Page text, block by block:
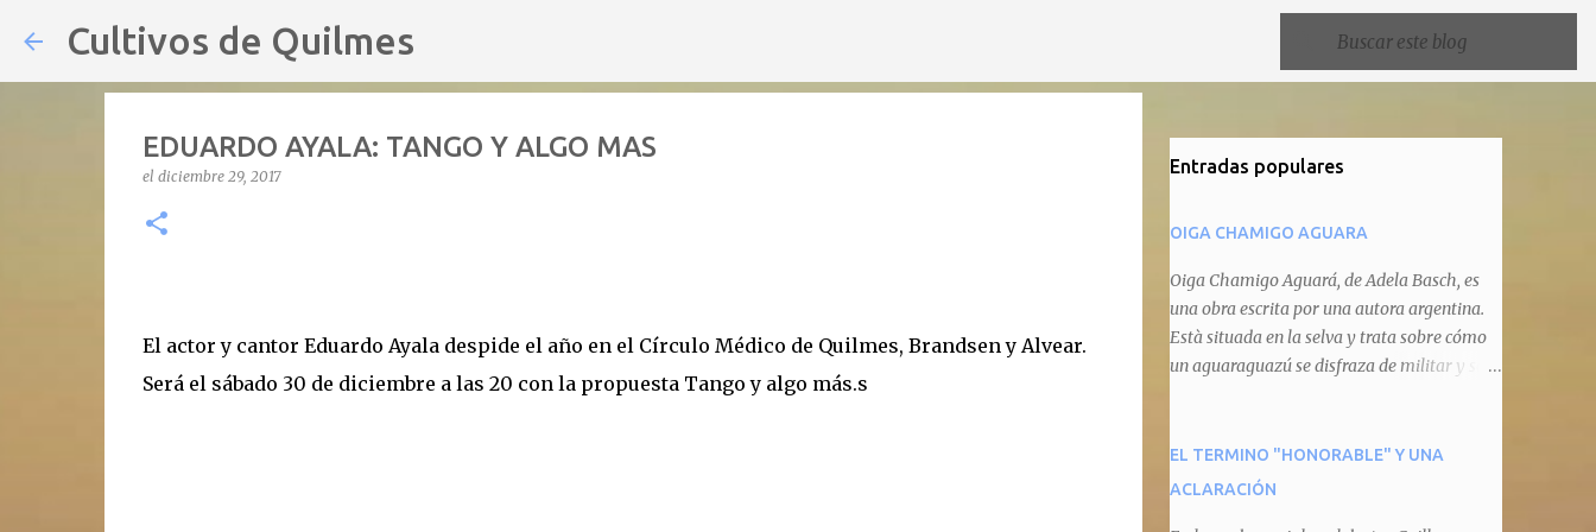
Cultivos de Quilmes
EDUARDO AYALA: TANGO Y ALGO MAS
el diciembre 29, 2017
El actor y cantor Eduardo Ayala despide el año en el Círculo Médico de Quilmes, Brandsen y Alvear.
Será el sábado 30 de diciembre a las 20 con la propuesta Tango y algo más.s
Entradas populares
OIGA CHAMIGO AGUARA
Oiga Chamigo Aguará, de Adela Basch, es
una obra escrita por una autora argentina.
Està situada en la selva y trata sobre cómo
un aguaraguazú se disfraza de militar y se
animal que pretenda circular por ahí. En
primera instancia aparece Teteu, el tero,
EL TERMINO "HONORABLE" Y UNA
ACLARACIÓN